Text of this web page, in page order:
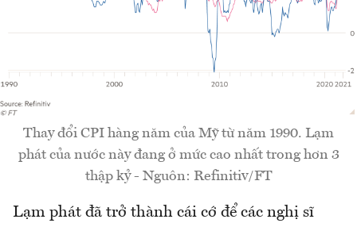
Thay đổi CPI hàng năm của Mỹ từ năm 1990. Lạm
phát của nước này đang ở mức cao nhất trong hơn 3
thập kỷ - Nguôn: Refinitiv/FT
Lạm phát đã trở thành cái cớ để các nghị sĩ